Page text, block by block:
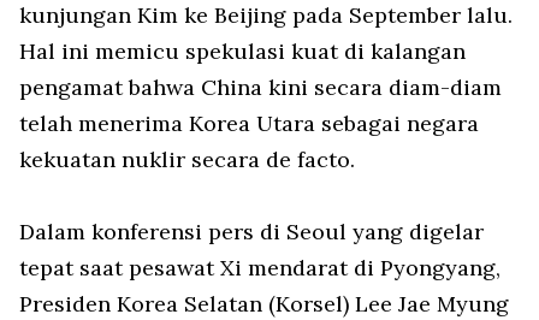
kunjungan Kim ke Beijing pada September lalu.
Hal ini memicu spekulasi kuat di kalangan
pengamat bahwa China kini secara diam-diam
telah menerima Korea Utara sebagai negara
kekuatan nuklir secara de facto.
Dalam konferensi pers di Seoul yang digelar
tepat saat pesawat Xi mendarat di Pyongyang,
Presiden Korea Selatan (Korsel) Lee Jae Myung